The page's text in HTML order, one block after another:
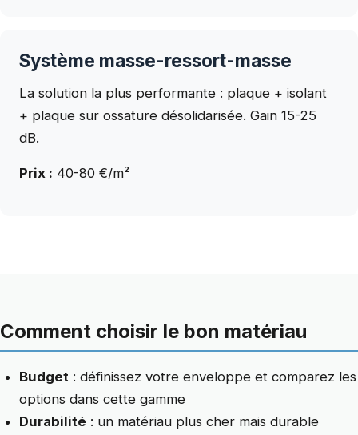
Système masse-ressort-masse
La solution la plus performante : plaque + isolant
+ plaque sur ossature désolidarisée. Gain 15-25
dB.
Prix : 40-80 €/m²
Comment choisir le bon matériau
Budget : définissez votre enveloppe et comparez les
options dans cette gamme
Durabilité : un matériau plus cher mais durable